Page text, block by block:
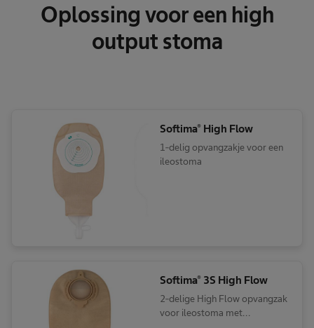
Oplossing voor een high
output stoma
Softima® High Flow
1-delig opvangzakje voor een
ileostoma
Softima® 3S High Flow
2-delige High Flow opvangzak
voor ileostoma met